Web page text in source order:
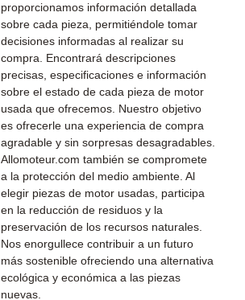
proporcionamos información detallada
sobre cada pieza, permitiéndole tomar
decisiones informadas al realizar su
compra. Encontrará descripciones
precisas, especificaciones e información
sobre el estado de cada pieza de motor
usada que ofrecemos. Nuestro objetivo
es ofrecerle una experiencia de compra
agradable y sin sorpresas desagradables.
Allomoteur.com también se compromete
a la protección del medio ambiente. Al
elegir piezas de motor usadas, participa
en la reducción de residuos y la
preservación de los recursos naturales.
Nos enorgullece contribuir a un futuro
más sostenible ofreciendo una alternativa
ecológica y económica a las piezas
nuevas.